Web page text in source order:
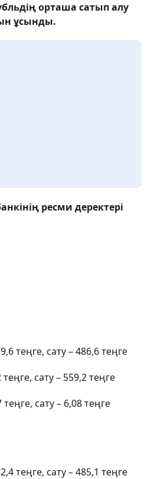
орташа сатып алу
ұсынды.
ресми деректері
теңге, сату – 486,6 теңге
сату – 559,2 теңге
сату – 6,08 теңге
теңге, сату – 485,1 теңге